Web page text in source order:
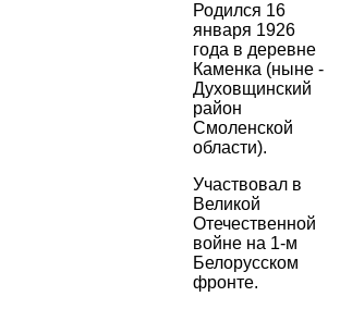
Родился 16
января 1926
года в деревне
Каменка (ныне -
Духовщинский
район
Смоленской
области).
Участвовал в
Великой
Отечественной
войне на 1-м
Белорусском
фронте.